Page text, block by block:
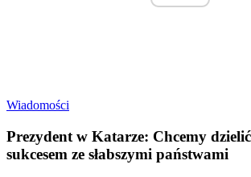
Wiadomości
Prezydent w Katarze: Chcemy
sukcesem ze słabszymi państwami